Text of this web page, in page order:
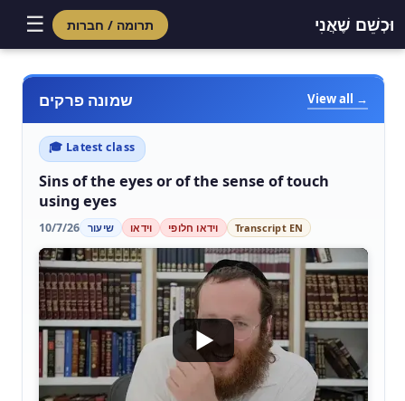
וּכְשֵׁם שֶׁאֲנִי תרומה / חברות ☰
שמונה פרקים View all →
🎓 Latest class
Sins of the eyes or of the sense of touch
using eyes
10/7/26 שיעור וידאו וידאו חלופי Transcript EN